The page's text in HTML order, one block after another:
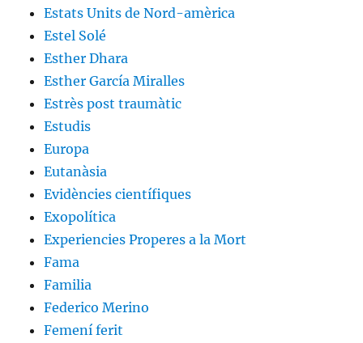
Estats Units de Nord-amèrica
Estel Solé
Esther Dhara
Esther García Miralles
Estrès post traumàtic
Estudis
Europa
Eutanàsia
Evidències científiques
Exopolítica
Experiencies Properes a la Mort
Fama
Familia
Federico Merino
Femení ferit